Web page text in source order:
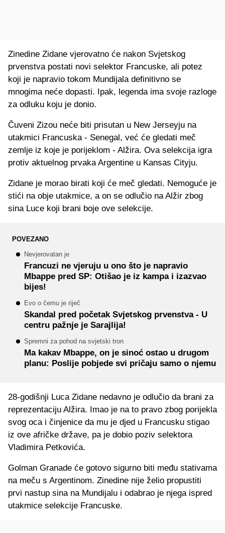
Zinedine Zidane vjerovatno će nakon Svjetskog
prvenstva postati novi selektor Francuske, ali potez
koji je napravio tokom Mundijala definitivno se
mnogima neće dopasti. Ipak, legenda ima svoje razloge
za odluku koju je donio.
Čuveni Zizou neće biti prisutan u New Jerseyju na
utakmici Francuska - Senegal, već će gledati meč
zemlje iz koje je porijeklom - Alžira. Ova selekcija igra
protiv aktuelnog prvaka Argentine u Kansas Cityju.
Zidane je morao birati koji će meč gledati. Nemoguće je
stići na obje utakmice, a on se odlučio na Alžir zbog
sina Luce koji brani boje ove selekcije.
POVEZANO
Nevjerovatan je
Francuzi ne vjeruju u ono što je napravio
Mbappe pred SP: Otišao je iz kampa i izazvao
bijes!
Evo o čemu je riječ
Skandal pred početak Svjetskog prvenstva - U
centru pažnje je Sarajlija!
Spremni za pohod na svjetski tron
Ma kakav Mbappe, on je sinoć ostao u drugom
planu: Poslije pobjede svi pričaju samo o njemu
28-godišnji Luca Zidane nedavno je odlučio da brani za
reprezentaciju Alžira. Imao je na to pravo zbog porijekla
svog oca i činjenice da mu je djed u Francusku stigao
iz ove afričke države, pa je dobio poziv selektora
Vladimira Petkovića.
Golman Granade će gotovo sigurno biti među stativama
na meču s Argentinom. Zinedine nije želio propustiti
prvi nastup sina na Mundijalu i odabrao je njega ispred
utakmice selekcije Francuske.